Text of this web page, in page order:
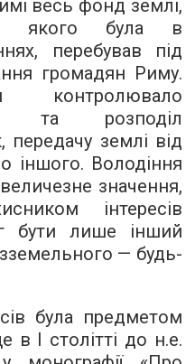
весь фонд землі,
якого була в
перебував під
громадян Риму.
контролювало
та розподіл
передачу землі від
іншого. Володіння
значення,
інтересів
бути лише інший
— будь-
була предметом
в I столітті до н.е.